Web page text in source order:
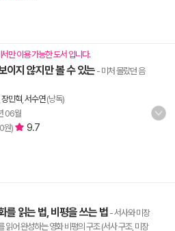
만 이용 가능한 도서 입니다.
이지 않지만 볼 수 있는 - 미처 몰랐던 음
장민혁 서수연(낭독)
06월
원) 9.7
를 읽는 법, 비평을 쓰는 법 - 서사와 미장
읽어 완성하는 영화 비평의 구조 (서사 구조, 미장